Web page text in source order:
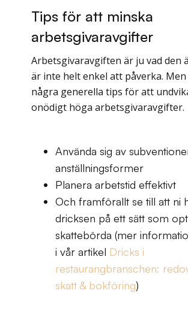
Tips för att minska
arbetsgivaravgifter
Arbetsgivaravgiften är ju vad den
är inte helt enkel att påverka.
några generella tips för att
onödigt höga arbetsgivaravgifter.
Använda sig av
anställningsformer
Planera arbetstid effektivt
Och framförallt se till att ni
dricksen på ett sätt som
skattebörda (mer
i vår artikel Dricks i
restaurangbranschen:
skatt & bokföring)